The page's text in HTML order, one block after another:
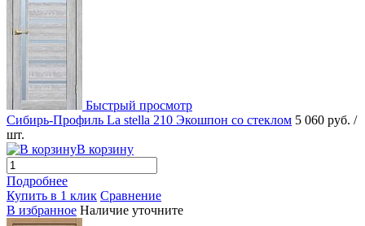
Быстрый просмотр
Сибирь-Профиль La stella 210 Экошпон со стеклом 5 060 руб. /
шт.
В корзину
Подробнее
Купить в 1 клик Сравнение
В избранное Наличие уточните